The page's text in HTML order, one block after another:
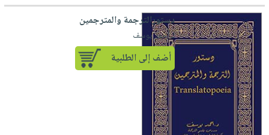
دستورالترجمة والمترجمين
لـ أحمد يوسف
أضف إلى الطلبية